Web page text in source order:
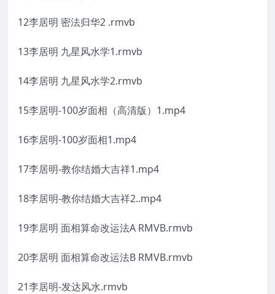
12李居明 密法归华2 .rmvb
13李居明 九星风水学1.rmvb
14李居明 九星风水学2.rmvb
15李居明-100岁面相（高清版）1.mp4
16李居明-100岁面相1.mp4
17李居明-教你结婚大吉祥1.mp4
18李居明-教你结婚大吉祥2..mp4
19李居明 面相算命改运法A RMVB.rmvb
20李居明 面相算命改运法B RMVB.rmvb
21李居明-发达风水.rmvb